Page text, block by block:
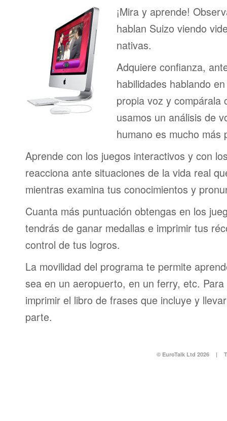
¡Mira y aprende!
hablan Suizo viendo
nativas.
Adquiere confianza,
habilidades hablando
propia voz y compárala
usamos un análisis de
humano es mucho más
Aprende con los juegos interactivos y con
reacciona ante situaciones de la vida real
mientras examina tus conocimientos y
Cuanta más puntuación obtengas en los
tendrás de ganar medallas e imprimir tus
control de tus logros.
La movilidad del programa te permite
sea en un aeropuerto, en un ferry, etc.
imprimir el libro de frases que incluye y
parte.
© EuroTalk Ltd 2026 |